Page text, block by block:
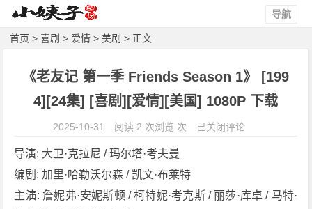
导航
首页 >喜剧 > 爱情 >美剧 > 正文
《老友记 第一季 Friends Season 1》 [199
4][24集] [喜剧][爱情][美国] 1080P 下载
2025-10-31 阅读 2 次浏览 次
《老
一
已关闭评论
导演: 大卫·克拉尼 / 玛尔塔·考夫曼
编剧: 加里·哈勒沃尔森 / 凯文·布莱特
主演: 詹妮弗·安妮斯顿 / 柯特妮·考克斯 / 丽莎·库卓 / 马特·